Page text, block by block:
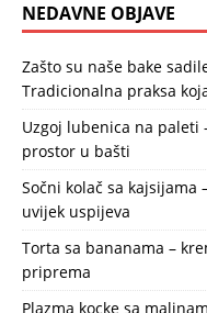
NEDAVNE OBJAVE
Zašto su naše bake
Tradicionalna praksa
Uzgoj lubenica na
prostor u bašti
Sočni kolač sa kajsijama
uvijek uspijeva
Torta sa bananama –
priprema
Plazma kocke sa